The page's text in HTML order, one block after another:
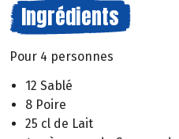
Ingrédients
Pour 4 personnes
12 Sablé
8 Poire
25 cl de Lait